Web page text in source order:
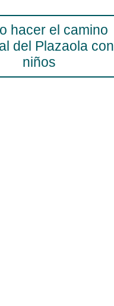
hacer el camino
del Plazaola con
niños